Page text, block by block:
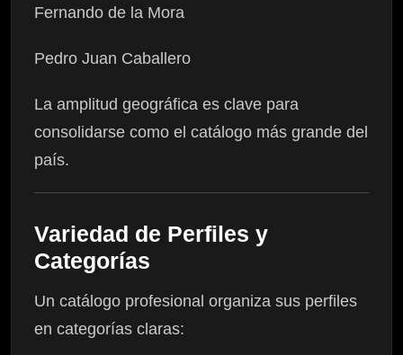
Fernando de la Mora
Pedro Juan Caballero
La amplitud geográfica es clave para
consolidarse como el catálogo más grande del
país.
Variedad de Perfiles y
Categorías
Un catálogo profesional organiza sus perfiles
en categorías claras: